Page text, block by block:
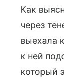
Как
через
выехала
к ней
который